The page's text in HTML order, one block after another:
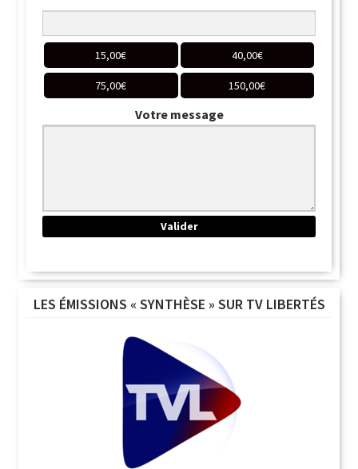
15,00€ 40,00€
75,00€ 150,00€
Votre message
LES ÉMISSIONS « SYNTHÈSE » SUR TV LIBERTÉS